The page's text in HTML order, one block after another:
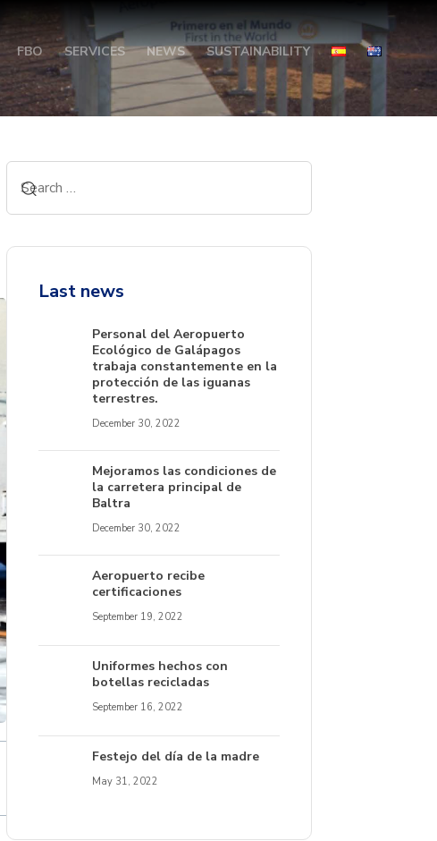
FBO SERVICES NEWS SUSTAINABILITY
Last news
Personal del Aeropuerto
Ecológico de Galápagos
trabaja constantemente en la
protección de las iguanas
terrestres.
December 30, 2022
Mejoramos las condiciones de
la carretera principal de
Baltra
December 30, 2022
Aeropuerto recibe
certificaciones
September 19, 2022
Uniformes hechos con
botellas recicladas
September 16, 2022
Festejo del día de la madre
May 31, 2022